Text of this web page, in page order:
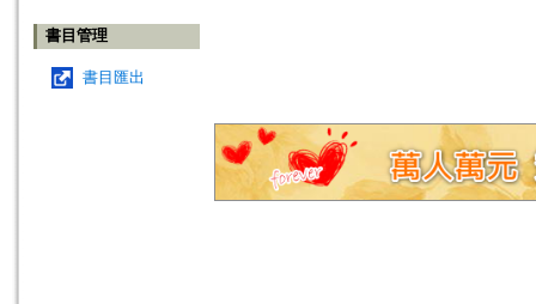
書目管理
書目匯出